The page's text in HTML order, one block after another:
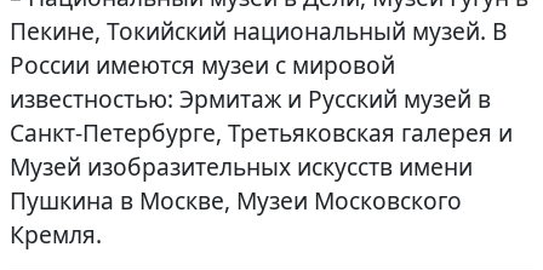
Пекине, Токийский национальный музей. В
России имеются музеи с мировой
известностью: Эрмитаж и Русский музей в
Санкт-Петербурге, Третьяковская галерея и
Музей изобразительных искусств имени
Пушкина в Москве, Музеи Московского
Кремля.